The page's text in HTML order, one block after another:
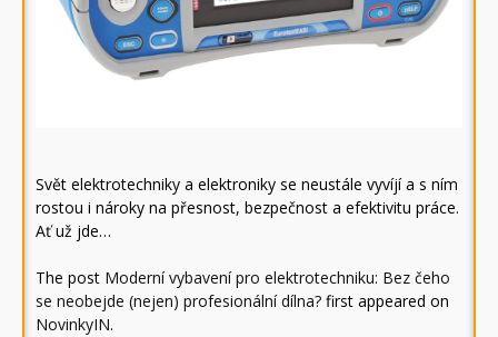
Svět elektrotechniky a elektroniky se neustále vyvíjí a s ním
rostou i nároky na přesnost, bezpečnost a efektivitu práce.
Ať už jde…
The post Moderní vybavení pro elektrotechniku: Bez čeho
se neobejde (nejen) profesionální dílna? first appeared on
NovinkyIN.